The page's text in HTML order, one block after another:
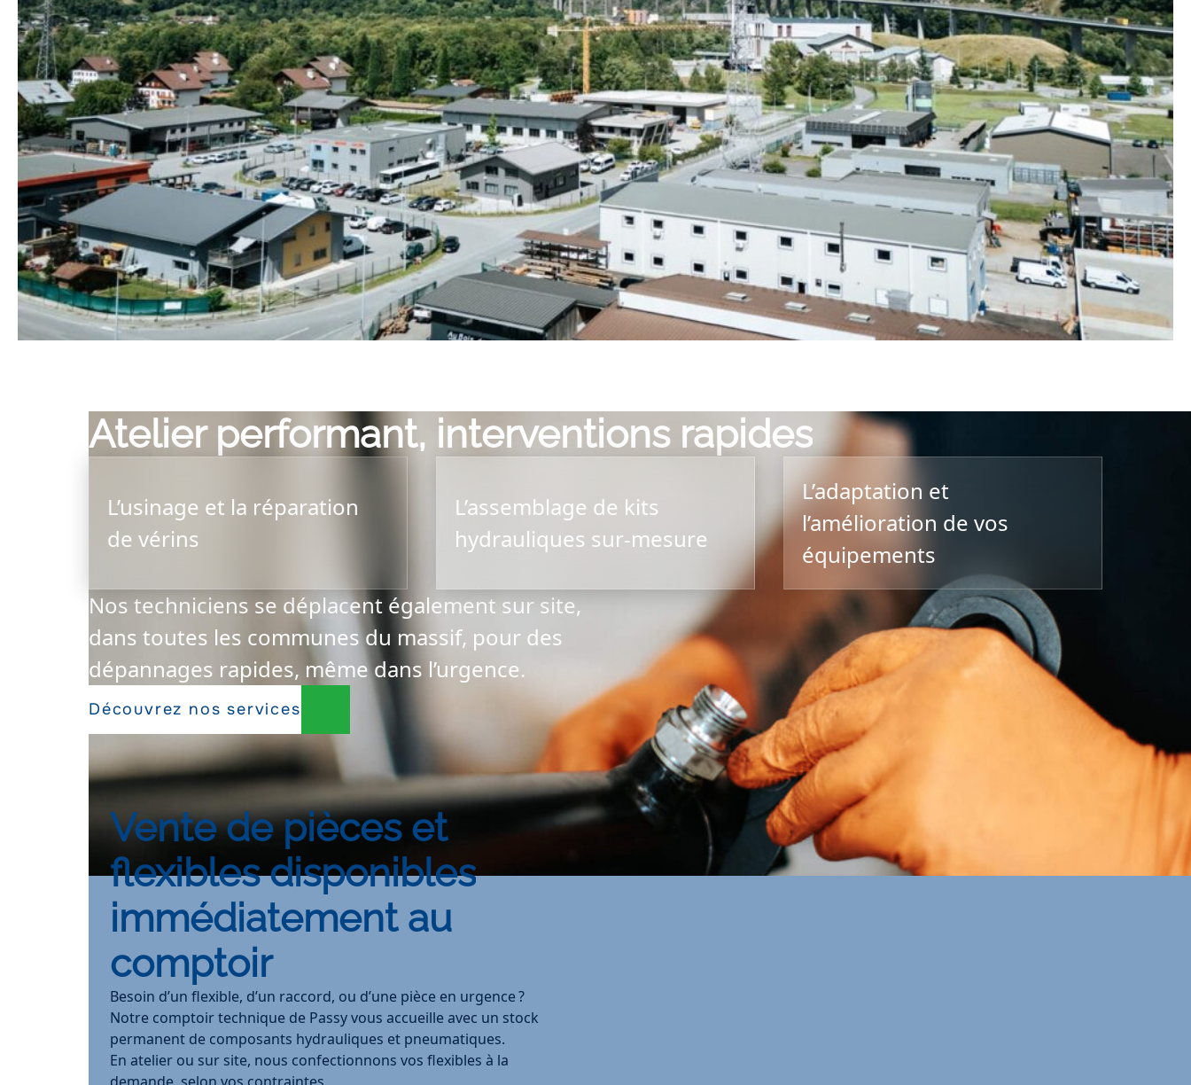
Atelier performant, interventions rapides
L’usinage et la réparation
de vérins
L’assemblage de kits
hydrauliques sur-mesure
L’adaptation et
l’amélioration de vos
équipements
Nos techniciens se déplacent également sur site,
dans toutes les communes du massif, pour des
dépannages rapides, même dans l’urgence.
Découvrez nos services
Vente de pièces et
flexibles disponibles
immédiatement au
comptoir
Besoin d’un flexible, d’un raccord, ou d’une pièce en urgence ?
Notre comptoir technique de Passy vous accueille avec un stock
permanent de composants hydrauliques et pneumatiques.
En atelier ou sur site, nous confectionnons vos flexibles à la